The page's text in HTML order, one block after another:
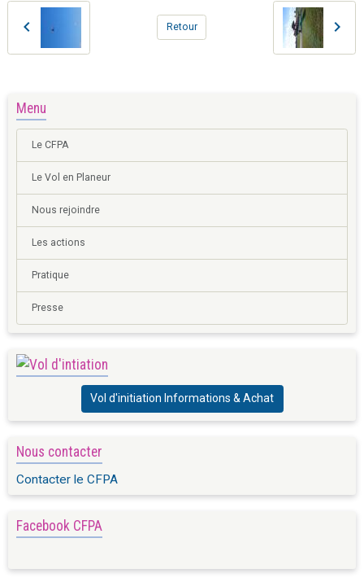
Retour
Menu
Le CFPA
Le Vol en Planeur
Nous rejoindre
Les actions
Pratique
Presse
Vol d'initiation Informations & Achat
Nous contacter
Contacter le CFPA
Facebook CFPA